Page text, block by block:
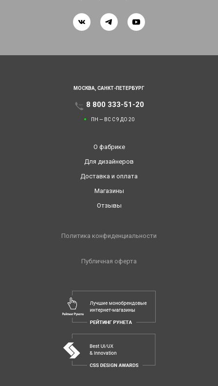
МОСКВА, САНКТ-ПЕТЕРБУРГ
8 800 333-51-20
ПН — ВС С 9 ДО 20
О фабрике
Для дизайнеров
Доставка и оплата
Магазины
Отзывы
Политика конфиденциальности
Публичная оферта